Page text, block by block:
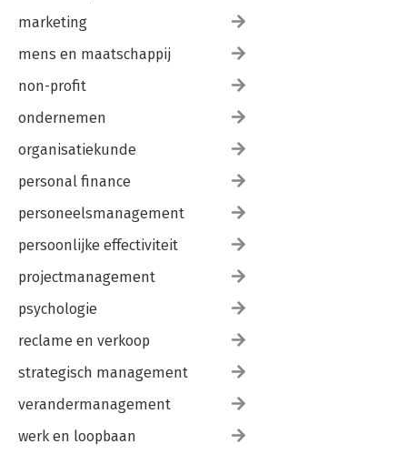
marketing
mens en maatschappij
non-profit
ondernemen
organisatiekunde
personal finance
personeelsmanagement
persoonlijke effectiviteit
projectmanagement
psychologie
reclame en verkoop
strategisch management
verandermanagement
werk en loopbaan